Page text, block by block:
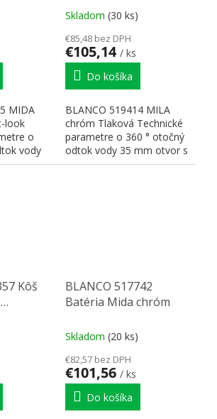
MIDA
look
o
vody
Skladom (30 ks)
€85,48 bez DPH
€105,14 / ks
Do košíka
BLANCO 519414 MILA
chróm Tlaková Technické
parametre o 360 ° otočný
odtok vody 35 mm otvor s
keramickými tesneniami...
Kôš
BLANCO 517742
Batéria Mida chróm
Skladom (20 ks)
€82,57 bez DPH
€101,56 / ks
Do košíka